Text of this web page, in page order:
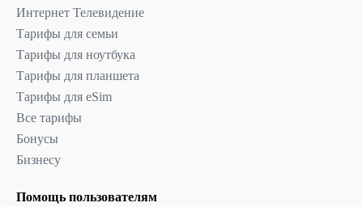
Интернет Телевидение
Тарифы для семьи
Тарифы для ноутбука
Тарифы для планшета
Тарифы для eSim
Все тарифы
Бонусы
Бизнесу
Помощь пользователям